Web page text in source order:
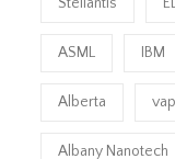
ASML IBM
Alberta
Albany Nanotech